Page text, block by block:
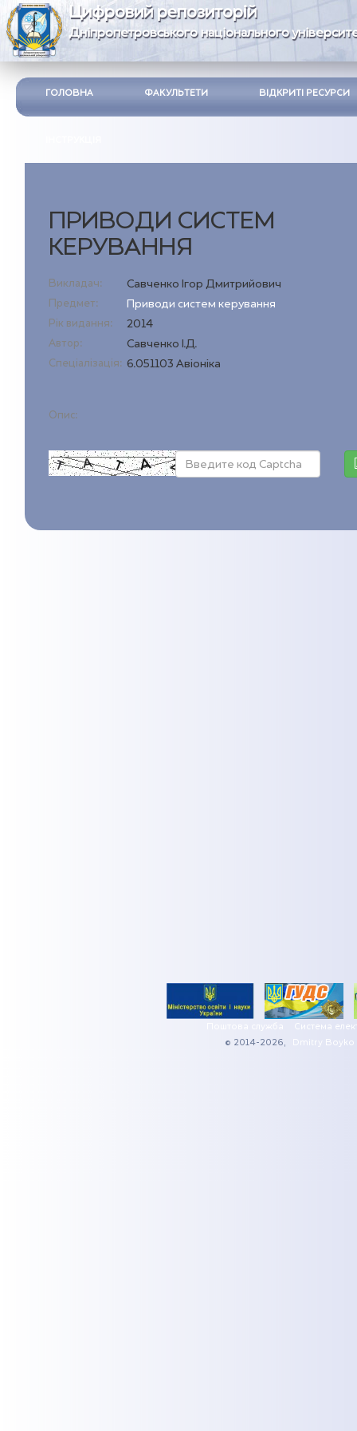
Цифровий репозиторій
Дніпропетровського національного
ГОЛОВНА ФАКУЛЬТЕТИ ВІДКРИТІ РЕСУРСИ
ПРИВОДИ СИСТЕМ
КЕРУВАННЯ
Викладач: Савченко Ігор Дмитрийович
Предмет: Приводи систем керування
Рік видання: 2014
Автор: Савченко І.Д.
Спеціалізація: 6.051103 Авіоніка
Опис:
Поштова служба
Система
© 2014-2026,
Dmitry Boyko